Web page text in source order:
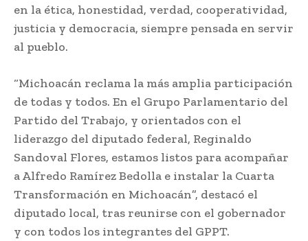
en la ética, honestidad, verdad, cooperatividad,
justicia y democracia, siempre pensada en servir
al pueblo.
“Michoacán reclama la más amplia participación
de todas y todos. En el Grupo Parlamentario del
Partido del Trabajo, y orientados con el
liderazgo del diputado federal, Reginaldo
Sandoval Flores, estamos listos para acompañar
a Alfredo Ramírez Bedolla e instalar la Cuarta
Transformación en Michoacán”, destacó el
diputado local, tras reunirse con el gobernador
y con todos los integrantes del GPPT.